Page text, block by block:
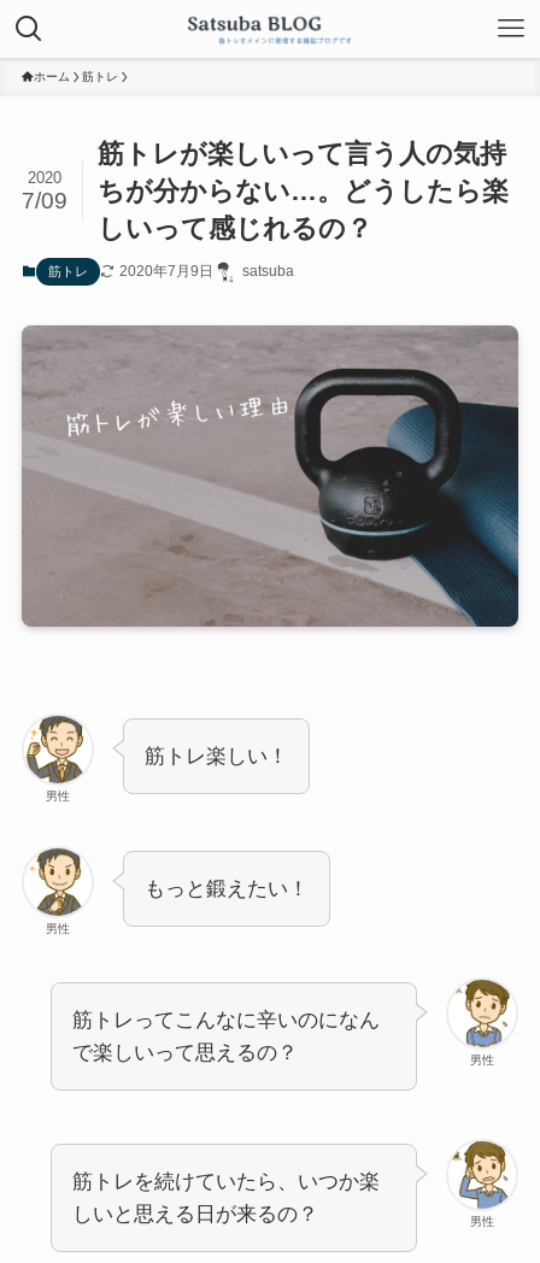
ホーム 筋トレ
筋トレが楽しいって言う人の気持
ちが分からない…。どうしたら楽
しいって感じれるの？
2020
7/09
筋トレ 2020年7月9日 satsuba
男性
筋トレ楽しい！
男性
もっと鍛えたい！
男性
筋トレってこんなに辛いのになん
で楽しいって思えるの？
男性
筋トレを続けていたら、いつか楽
しいと思える日が来るの？